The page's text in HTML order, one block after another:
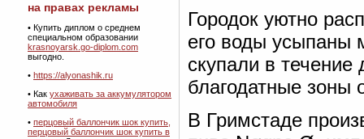
на правах рекламы
• Купить диплом о среднем
специальном образовании
krasnoyarsk.go-diplom.com
выгодно.
• https://alyonashik.ru
• Как ухаживать за аккумулятором
автомобиля
• перцовый баллончик шок купить,
перцовый баллончик шок купить в
Городок уютно
его воды усыпаны
скупали в течение
благодатные зоны
В Гримстаде